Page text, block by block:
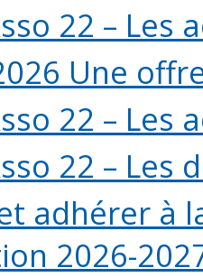
22 – Les
Une
22 –
22 – Les
adhérer à
2026-